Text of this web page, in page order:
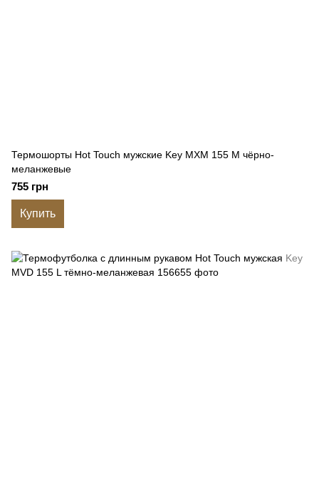
Термошорты Hot Touch мужские Key MXM 155 M чёрно-
меланжевые
755 грн
Купить